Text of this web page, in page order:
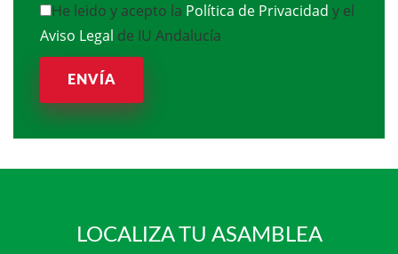
He leido y acepto la Política de Privacidad y el
Aviso Legal de IU Andalucía
ENVÍA
LOCALIZA TU ASAMBLEA